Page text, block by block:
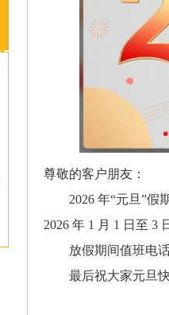
尊敬的客户朋友：
2026 年“元旦”
2026 年 1 月 1 日至 3
放假期间值班电
最后祝大家元旦